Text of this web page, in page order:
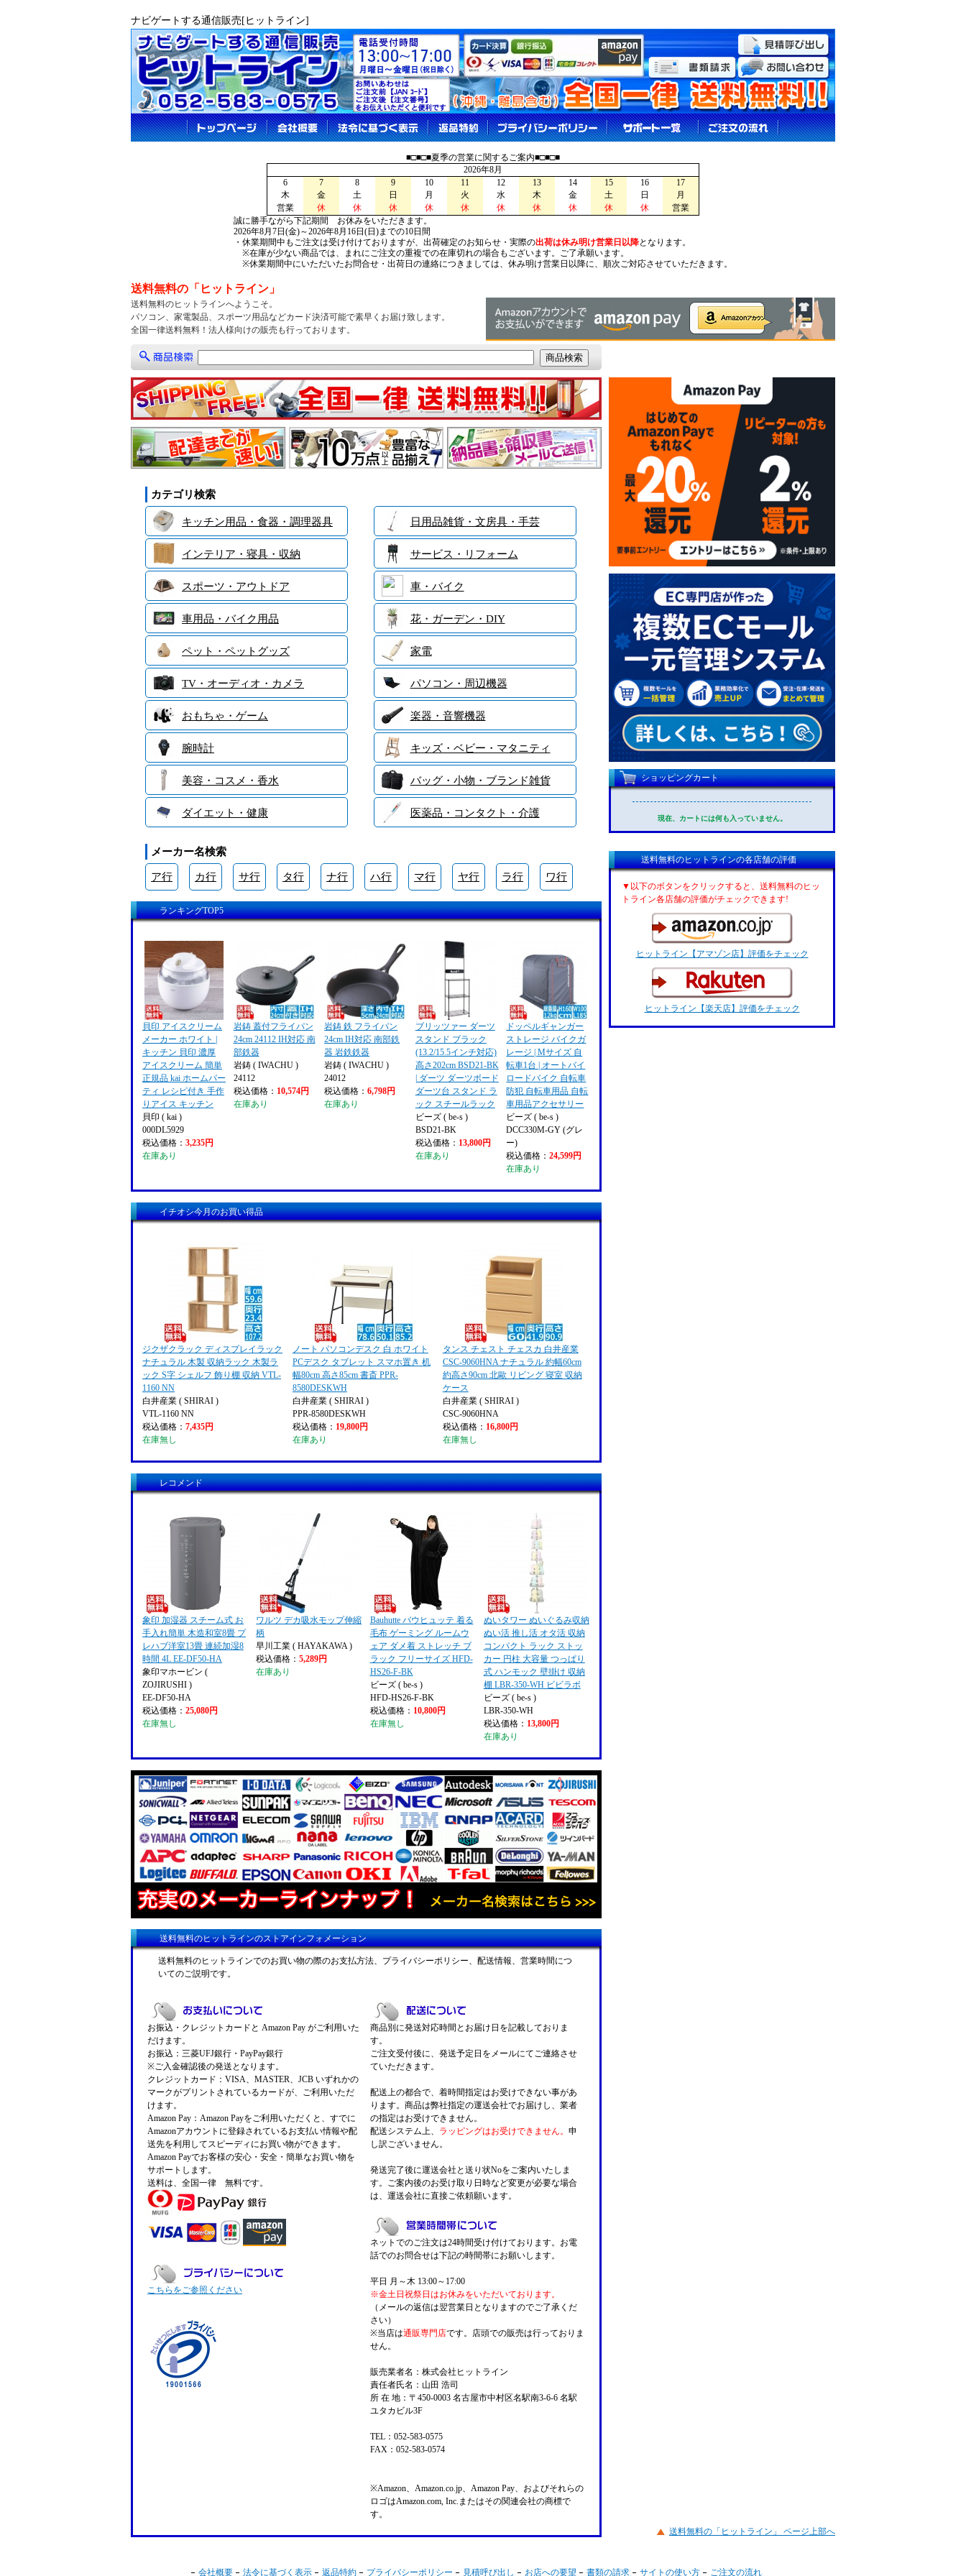
ナビゲートする通信販売[ヒットライン]
■□■□■夏季の営業に関するご案内■□■□■
2026年8月
6
7 8 9 10 11 12 13 14 15 16
17
木
金 土 日 月 火 水 木 金 土 日
月
営業
休 休 休 休 休 休 休 休 休 休
営業
誠に勝手ながら下記期間 お休みをいただきます。
2026年8月7日(金)～2026年8月16日(日)までの10日間
・休業期間中もご注文は受け付けておりますが、出荷確定のお知らせ・実際の出荷は休み明け営業日以降となります。
※在庫が少ない商品では、まれにご注文の重複での在庫切れの場合もございます。ご了承願います。
※休業期間中にいただいたお問合せ・出荷日の連絡につきましては、休み明け営業日以降に、順次ご対応させていただきます。
送料無料の「ヒットライン」
送料無料のヒットラインへようこそ。
パソコン、家電製品、 スポーツ用品などカード決済可能で素早くお届け致します。
全国一律送料無料！法人様向けの販売も行っております。
カテゴリ検索
キッチン用品・食器・調理器具 日用品雑貨・文房具・手芸
インテリア・寝具・収納 サービス・リフォーム
スポーツ・アウトドア 車・バイク
車用品・バイク用品 花・ガーデン・DIY
ペット・ペットグッズ 家電
TV・オーディオ・カメラ パソコン・周辺機器
おもちゃ・ゲーム 楽器・音響機器
腕時計 キッズ・ベビー・マタニティ
美容・コスメ・香水 バッグ・小物・ブランド雑貨
ダイエット・健康 医薬品・コンタクト・介護
メーカー名検索
ア行 カ行 サ行 タ行 ナ行 ハ行 マ行 ヤ行 ラ行 ワ行
ランキングTOP5
貝印 アイスクリーム
メーカー ホワイト |
キッチン 貝印 濃厚
アイスクリーム 簡単
正規品 kai ホームパー
ティ レシピ付き 手作
りアイス キッチン
貝印 ( kai )
000DL5929
税込価格： 3,235円
在庫あり
岩鋳 蓋付フライパン
24cm 24112 IH対応 南
部鉄器
岩鋳 ( IWACHU )
24112
税込価格： 10,574円
在庫あり
岩鋳 鉄 フライパン
24cm IH対応 南部鉄
器 岩鉄鉄器
岩鋳 ( IWACHU )
24012
税込価格：6,798円
在庫あり
ブリッツァー ダーツ
スタンド ブラック
(13.2/15.5インチ対応)
高さ202cm BSD21-BK
| ダーツ ダーツボード
ダーツ台 スタンド ラ
ック スチールラック
ビーズ ( be-s )
BSD21-BK
税込価格： 13,800円
在庫あり
ドッペルギャンガー
ストレージ バイクガ
レージ | Mサイズ 自
転車1台 | オートバイ
ロードバイク 自転車
防犯 自転車用品 自転
車用品アクセサリー
ビーズ ( be-s )
DCC330M-GY (グレ
ー)
税込価格：24,599円
在庫あり
イチオシ今月のお買い得品
ジクザクラック ディスプレイラック
ナチュラル 木製 収納ラック 木製ラ
ック S字 シェルフ 飾り棚 収納 VTL-
1160 NN
白井産業 ( SHIRAI )
VTL-1160 NN
税込価格： 7,435円
在庫無し
ノート パソコンデスク 白 ホワイト
PCデスク タブレット スマホ置き 机
幅80cm 高さ85cm 書斎 PPR-
8580DESKWH
白井産業 ( SHIRAI )
PPR-8580DESKWH
税込価格： 19,800円
在庫あり
タンス チェスト チェスカ 白井産業
CSC-9060HNA ナチュラル 約幅60cm
約高さ90cm 北歐 リビング 寝室 収納
ケース
白井産業 ( SHIRAI )
CSC-9060HNA
税込価格： 16,800円
在庫無し
レコメンド
象印 加湿器 スチーム式 お
手入れ簡単 木造和室8畳 プ
レハブ洋室13畳 連続加湿8
時間 4L EE-DF50-HA
象印マホービン (
ZOJIRUSHI )
EE-DF50-HA
税込価格： 25,080円
在庫無し
ワルツ デカ吸水モップ伸縮
柄
早川工業 ( HAYAKAWA )
税込価格：5,289円
在庫あり
Bauhutte バウヒュッテ 着る
毛布 ゲーミング ルームウ
ェア ダメ着 ストレッチ ブ
ラック フリーサイズ HFD-
HS26-F-BK
ビーズ ( be-s )
HFD-HS26-F-BK
税込価格： 10,800円
在庫無し
ぬいタワー ぬいぐるみ収納
ぬい活 推し活 オタ活 収納
コンパクト ラック ストッ
カー 円柱 大容量 つっぱり
式 ハンモック 壁掛け 収納
棚 LBR-350-WH ビビラボ
ビーズ ( be-s )
LBR-350-WH
税込価格： 13,800円
在庫あり
送料無料のヒットラインのストアインフォメーション
送料無料のヒットラインでのお買い物の際のお支払方法、プライバシーポリシー、配送情報、営業時間につ
いてのご説明です。
お振込・クレジットカードと Amazon Pay がご利用いた
だけます。
お振込：三菱UFJ銀行・PayPay銀行
※ご入金確認後の発送となります。
クレジットカード：VISA、MASTER、JCB いずれかの
マークがプリントされているカードが、ご利用いただ
けます。
Amazon Pay：Amazon Payをご利用いただくと、すでに
Amazonアカウントに登録されているお支払い情報や配
送先を利用してスピーディにお買い物ができます。
Amazon Payでお客様の安心・安全・簡単なお買い物を
サポートします。
送料は、全国一律 無料です。
こちらをご参照ください
商品別に発送対応時間とお届け日を記載しておりま
す。
ご注文受付後に、発送予定日をメールにてご連絡させ
ていただきます。
配送上の都合で、着時間指定はお受けできない事があ
ります。商品は弊社指定の運送会社でお届けし、業者
の指定はお受けできません。
配送システム上、
ラッピングはお受けできません。 申
し訳ございません。
発送完了後に運送会社と送り状Noをご案内いたしま
す。ご案内後のお受け取り日時など変更が必要な場合
は、運送会社に直接ご依頼願います。
ネットでのご注文は24時間受け付けております。お電
話でのお問合せは下記の時間帯にお願いします。
平日 月～木 13:00～17:00
※金土日祝祭日はお休みをいただいております。
（メールの返信は翌営業日となりますのでご了承くだ
さい）
※当店は通販専門店です。店頭での販売は行っておりま
せん。
販売業者名：株式会社ヒットライン
責任者氏名：山田 浩司
所 在 地：〒450-0003 名古屋市中村区名駅南3-6-6 名駅
ユタカビル3F
TEL：052-583-0575
FAX：052-583-0574
※Amazon、Amazon.co.jp、Amazon Pay、およびそれらの
ロゴはAmazon.com, Inc.またはその関連会社の商標で
す。
ショッピングカート
現在、カートには何も入っていません。
送料無料のヒットラインの各店舗の評価
▼以下のボタンをクリックすると、送料無料のヒッ
トライン各店舗の評価がチェックできます!
ヒットライン【アマゾン店】評価をチェック
ヒットライン【楽天店】評価をチェック
送料無料の「ヒットライン」 ページ上部へ
会社概要 法令に基づく表示 返品特約 プライバシーポリシー 見積呼び出し お店への要望 書類の請求 サイトの使い方 ご注文の流れ